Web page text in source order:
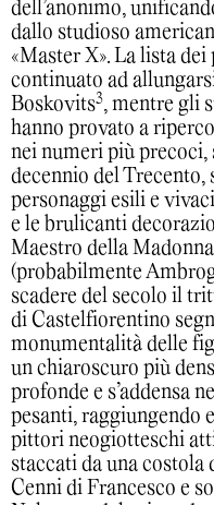
dell’anonimo,
dallo studioso
«Master X». La lista
continuato ad
Boskovits3, mentre gli
hanno provato a
nei numeri più precoci,
decennio del Trecento,
personaggi esili e
e le brulicanti
Maestro della
(probabilmente
scadere del secolo il
di Castelfiorentino
monumentalità delle
un chiaroscuro più
profonde e s’addensa
pesanti, raggiungendo
pittori neogiotteschi
staccati da una costola
Cenni di Francesco e